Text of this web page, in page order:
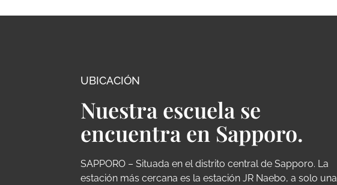
UBICACIÓN
Nuestra escuela se
encuentra en Sapporo.
SAPPORO – Situada en el distrito central de Sapporo. La
estación más cercana es la estación JR Naebo, a solo una